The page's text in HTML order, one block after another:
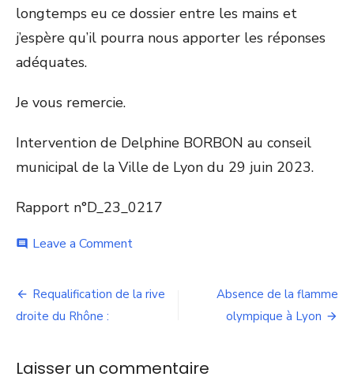
longtemps eu ce dossier entre les mains et
j’espère qu’il pourra nous apporter les réponses
adéquates.
Je vous remercie.
Intervention de Delphine BORBON au conseil
municipal de la Ville de Lyon du 29 juin 2023.
Rapport n°D_23_0217
comment Leave a Commenton
Balmes
partagés
Navigation
de
Requalification de la rive
droite du Rhône :
Absence de la flamme
olympique à Lyon
Laisser un commentaire